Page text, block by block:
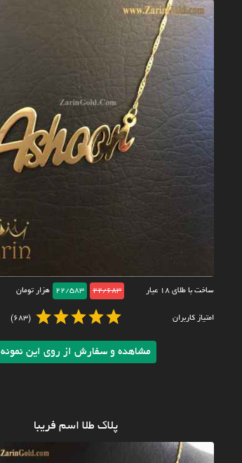
ساخت با طلای ۱۸ عیار 22/683
22/583 هزار تومان
امتیاز کاربران (683)
مشاهده و سفارش از روی این نمونه
پلاک طلا اسم فریبا